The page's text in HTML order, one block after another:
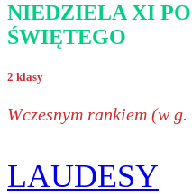
NIEDZIELA XI
ŚWIĘTEGO
2 klasy
Wczesnym rankiem (w
LAUDESY